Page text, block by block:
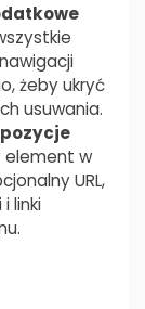
żeby ukryć
usuwania.
element w
URL,
linki